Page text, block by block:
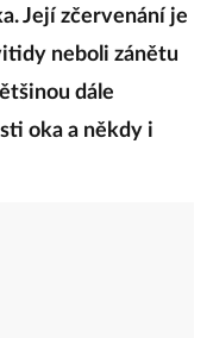
Její zčervenání je
neboli zánětu
dále
oka a někdy i